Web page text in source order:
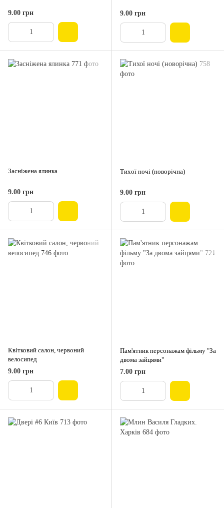
9.00 грн 9.00 грн
Засніжена ялинка
9.00 грн
Тихої ночі (новорічна)
9.00 грн
Квітковий салон, червоний
велосипед
9.00 грн
Пам'ятник персонажам фільму "За
двома зайцями"
7.00 грн